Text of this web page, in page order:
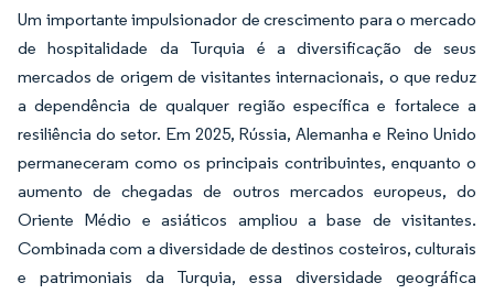
Um importante impulsionador de crescimento para o mercado
de hospitalidade da Turquia é a diversificação de seus
mercados de origem de visitantes internacionais, o que reduz
a dependência de qualquer região específica e fortalece a
resiliência do setor. Em 2025, Rússia, Alemanha e Reino Unido
permaneceram como os principais contribuintes, enquanto o
aumento de chegadas de outros mercados europeus, do
Oriente Médio e asiáticos ampliou a base de visitantes.
Combinada com a diversidade de destinos costeiros, culturais
e patrimoniais da Turquia, essa diversidade geográfica